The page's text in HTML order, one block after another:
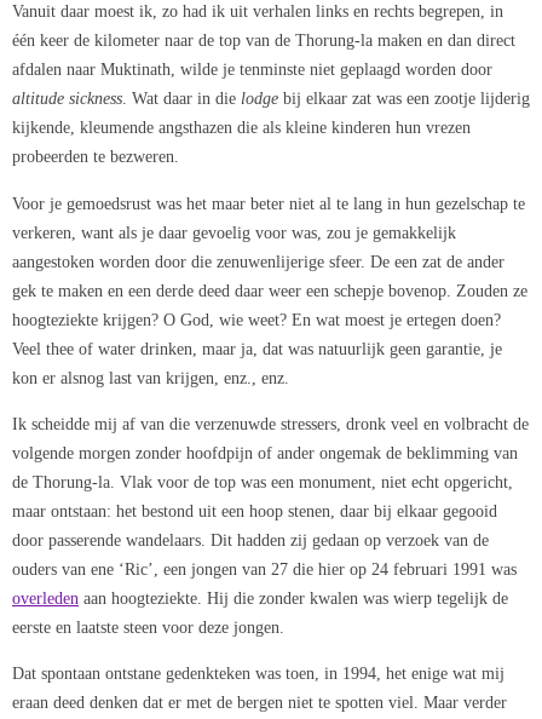
Vanuit daar moest ik, zo had ik uit verhalen links en rechts begrepen, in
één keer de kilometer naar de top van de Thorung-la maken en dan direct
afdalen naar Muktinath, wilde je tenminste niet geplaagd worden door
altitude sickness. Wat daar in die lodge bij elkaar zat was een zootje lijderig
kijkende, kleumende angsthazen die als kleine kinderen hun vrezen
probeerden te bezweren.
Voor je gemoedsrust was het maar beter niet al te lang in hun gezelschap te
verkeren, want als je daar gevoelig voor was, zou je gemakkelijk
aangestoken worden door die zenuwenlijerige sfeer. De een zat de ander
gek te maken en een derde deed daar weer een schepje bovenop. Zouden ze
hoogteziekte krijgen? O God, wie weet? En wat moest je ertegen doen?
Veel thee of water drinken, maar ja, dat was natuurlijk geen garantie, je
kon er alsnog last van krijgen, enz., enz.
Ik scheidde mij af van die verzenuwde stressers, dronk veel en volbracht de
volgende morgen zonder hoofdpijn of ander ongemak de beklimming van
de Thorung-la. Vlak voor de top was een monument, niet echt opgericht,
maar ontstaan: het bestond uit een hoop stenen, daar bij elkaar gegooid
door passerende wandelaars. Dit hadden zij gedaan op verzoek van de
ouders van ene ‘Ric’, een jongen van 27 die hier op 24 februari 1991 was
overleden aan hoogteziekte. Hij die zonder kwalen was wierp tegelijk de
eerste en laatste steen voor deze jongen.
Dat spontaan ontstane gedenkteken was toen, in 1994, het enige wat mij
eraan deed denken dat er met de bergen niet te spotten viel. Maar verder